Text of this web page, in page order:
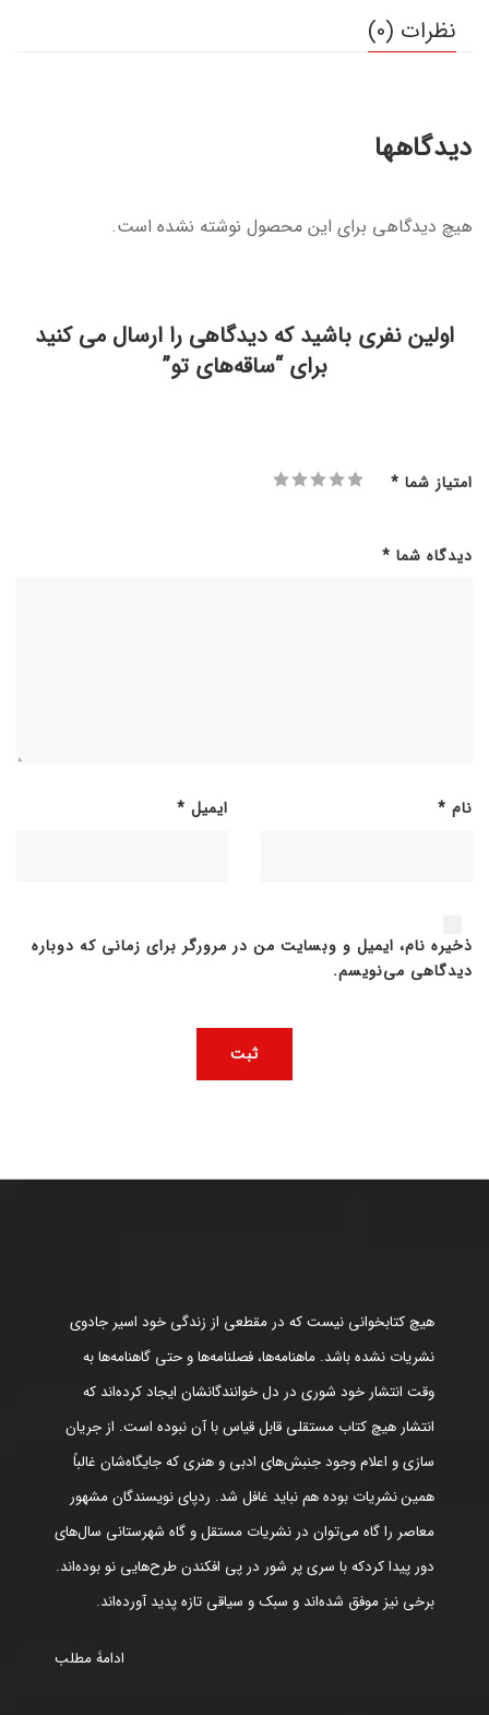
نظرات (0)
دیدگاهها
هیچ دیدگاهی برای این محصول نوشته نشده است.
اولین نفری باشید که دیدگاهی را ارسال می کنید
برای “ساقه‌های تو”
امتیاز شما *
دیدگاه شما *
نام * ایمیل *
ذخیره نام، ایمیل و وبسایت من در مرورگر برای زمانی که دوباره
دیدگاهی می‌نویسم.
هیچ کتابخوانی نیست که در مقطعی از زندگی خود اسیر جادوی
نشریات نشده باشد. ماهنامه‌ها، فصلنامه‌ها و حتی گاهنامه‌ها به
وقت انتشار خود شوری در دل خوانندگانشان ایجاد کرده‌اند که
انتشار هیچ کتاب مستقلی قابل قیاس با آن نبوده است. از جریان
سازی و اعلام وجود جنبش‌های ادبی و هنری که جایگاه‌شان غالباً
همین نشریات بوده هم نباید غافل شد. ردپای نویسندگان مشهور
معاصر را گاه می‌توان در نشریات مستقل و گاه شهرستانی سال‌های
دور پیدا کردکه با سری پر شور در پی افکندن طرح‌هایی نو بوده‌اند.
برخی نیز موفق شده‌اند و سبک و سیاقی تازه پدید آورده‌اند.
ادامۀ مطلب